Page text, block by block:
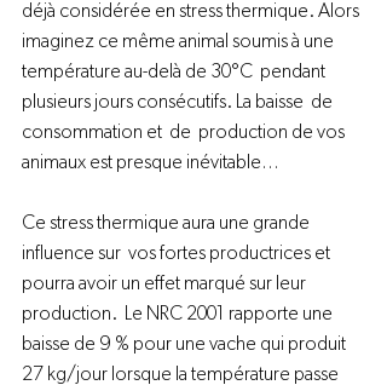
déjà considérée en stress thermique. Alors
imaginez ce même animal soumis à une
température au-delà de 30°C  pendant
plusieurs jours consécutifs. La baisse  de
consommation et  de  production de vos
animaux est presque inévitable…
Ce stress thermique aura une grande
influence sur  vos fortes productrices et
pourra avoir un effet marqué sur leur
production.  Le NRC 2001 rapporte une
baisse de 9 % pour une vache qui produit
27 kg/jour lorsque la température passe